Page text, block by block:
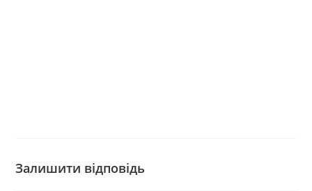
Залишити відповідь